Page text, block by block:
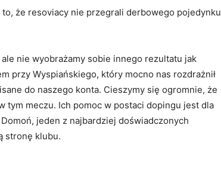
że resoviacy nie przegrali derbowego pojedynku
nie wyobrażamy sobie innego rezultatu jak
przy Wyspiańskiego, który mocno nas rozdrażnił
do naszego konta. Cieszymy się ogromnie, że
tym meczu. Ich pomoc w postaci dopingu jest dla
jeden z najbardziej doświadczonych
stronę klubu.